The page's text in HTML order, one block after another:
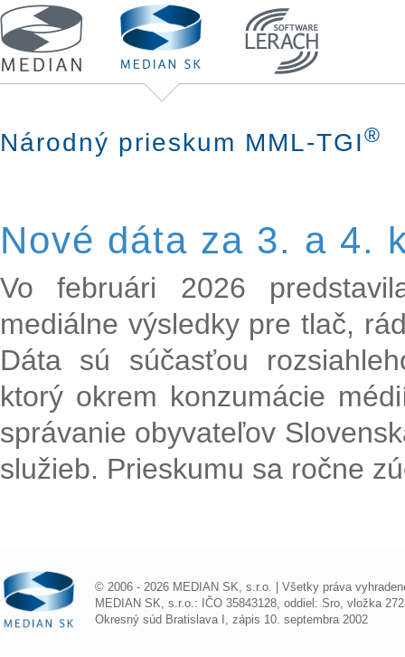
Národný prieskum MML-TGI®
Nové dáta za 3. a 4.
Vo februári 2026
mediálne výsledky pre tlač,
Dáta sú súčasťou
ktorý okrem konzumácie
správanie obyvateľov
služieb. Prieskumu sa ročne
© 2006 - 2026 MEDIAN SK, s.r.o. | Všetky práva
MEDIAN SK, s.r.o.: IČO 35843128, oddiel: Sro, vložka
Okresný súd Bratislava I, zápis 10. septembra 2002